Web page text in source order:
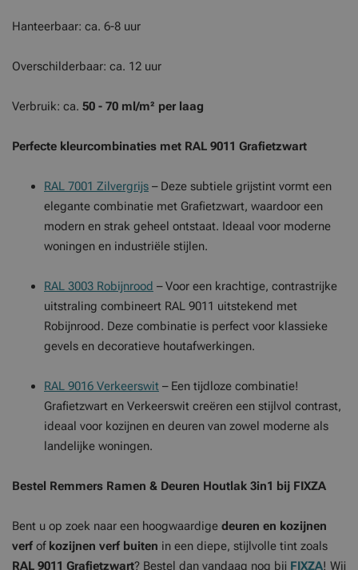
Hanteerbaar: ca. 6-8 uur
Overschilderbaar: ca. 12 uur
Verbruik: ca. 50 - 70 ml/m² per laag
Perfecte kleurcombinaties met RAL 9011 Grafietzwart
RAL 7001 Zilvergrijs – Deze subtiele grijstint vormt een
elegante combinatie met Grafietzwart, waardoor een
modern en strak geheel ontstaat. Ideaal voor moderne
woningen en industriële stijlen.
RAL 3003 Robijnrood – Voor een krachtige, contrastrijke
uitstraling combineert RAL 9011 uitstekend met
Robijnrood. Deze combinatie is perfect voor klassieke
gevels en decoratieve houtafwerkingen.
RAL 9016 Verkeerswit – Een tijdloze combinatie!
Grafietzwart en Verkeerswit creëren een stijlvol contrast,
ideaal voor kozijnen en deuren van zowel moderne als
landelijke woningen.
Bestel Remmers Ramen & Deuren Houtlak 3in1 bij FIXZA
Bent u op zoek naar een hoogwaardige deuren en kozijnen
verf of kozijnen verf buiten in een diepe, stijlvolle tint zoals
RAL 9011 Grafietzwart? Bestel dan vandaag nog bij FIXZA! Wij